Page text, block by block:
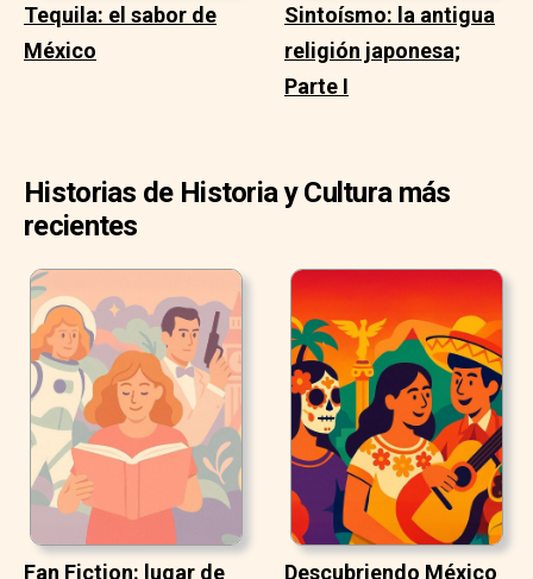
Tequila: el sabor de
México
Sintoísmo: la antigua
religión japonesa;
Parte I
Historias de Historia y Cultura más
recientes
Fan Fiction: lugar de Descubriendo México